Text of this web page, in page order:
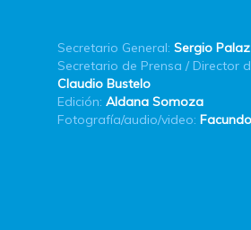
Secretario General: Sergio
Secretario de Prensa / Director
Claudio Bustelo
Edición: Aldana Somoza
Fotografía/audio/video: